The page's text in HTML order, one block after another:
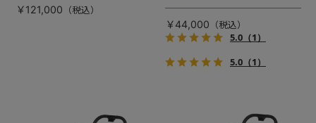
￥121,000
ジ！
￥44,000
5.0（1）
5.0（1）